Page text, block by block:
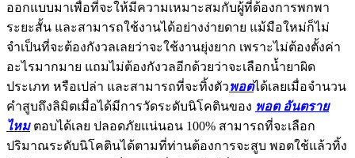
ออกแบบมาเพื่อที่จะให้มีความเหมาะสมกับผู้ที่ต้องการพกพา
ระยะสั้น และสามารถใช้งานได้อย่างง่ายดาย แม้มือใหม่ก็ไม่
จำเป็นที่จะต้องกังวลเลยว่าจะใช้งานยุ่งยาก เพราะไม่ต้องตั้งค่า
อะไรมากมาย แถมไม่ต้องกังวลอีกด้วยว่าจะเลือกน้ำยาผิด
ประเภท หรือเปล่า และสามารถที่จะทิ้งตัวพอตได้เลยเมื่อจำนวน
คำสูบถึงลิมิตเมื่อได้มีการวัดระดับนิโคตินของ พอต อันตราย
ไหม ตอบได้เลย ปลอดภัยแน่นอน 100% สามารถที่จะเลือก
ปริมาณระดับนิโคตินได้ตามที่ท่านต้องการจะสูบ พอตใช้แล้วทิ้ง